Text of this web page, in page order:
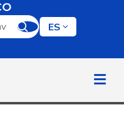
palabra clave
ES